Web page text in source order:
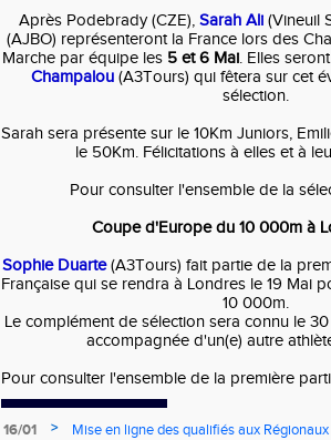
Après Podebrady (CZE), Sarah Ali (Vineuil
(AJBO) représenteront la France lors des
Marche par équipe les 5 et 6 Mai. Elles
Champalou (A3Tours) qui fêtera sur cet
sélection.
Sarah sera présente sur le 10Km Juniors,
le 50Km. Félicitations à elles et à
Pour consulter l'ensemble de la
Coupe d'Europe du 10 000m à
Sophie Duarte(A3Tours) fait partie de la
Française qui se rendra à Londres le 19 Mai
10 000m.
Le complément de sélection sera connu le
accompagnée d'un(e) autre
Pour consulter l'ensemble de la première
16/01 >
Mise en ligne des qualifiés aux